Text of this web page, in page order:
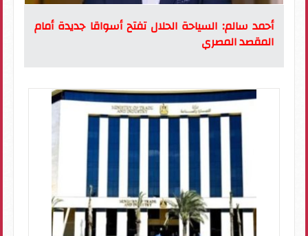
أحمد سالم: السياحة الحلال تفتح أسواقا جديدة أمام
المقصد المصري